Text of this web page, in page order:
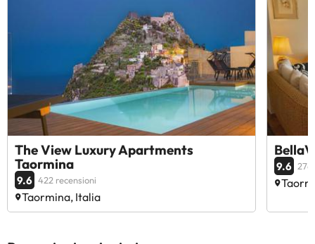
The View Luxury Apartments
Taormina
9.6 422 recensioni
Taormina, Italia
9.6 276